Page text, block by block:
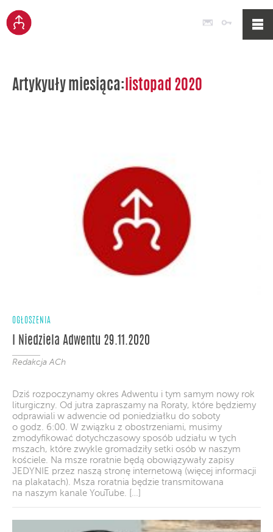
Poczta
Artykyuły miesiąca: listopad 2020
OGŁOSZENIA
I Niedziela Adwentu 29.11.2020
Redakcja ACh
Dziś rozpoczynamy okres Adwentu i tym samym nowy rok
liturgiczny. Od jutra zapraszamy na Roraty, które będziemy
odprawiali w adwencie od poniedziałku do soboty
o godz. 6:00. W związku z obostrzeniami, musimy
zmodyfikować dotychczasowy sposób udziału w tych
mszach, które zwykle gromadziły setki osób w naszym
kościele. Na msze roratnie będą obowiązywały zapisy
JEDYNIE przez naszą stronę internetową (więcej informacji
na plakatach). Msza roratnia będzie transmitowana
na naszym kanale YouTube. […]